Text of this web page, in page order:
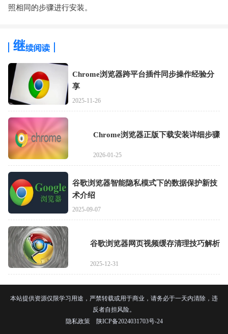
照相同的步骤进行安装。
Chrome浏览器跨平台插件同步操作经验分
享
2025-11-26
Chrome浏览器正版下载安装详细步骤
2026-01-25
谷歌浏览器智能隐私模式下的数据保护新技
术介绍
2025-09-07
谷歌浏览器网页视频缓存清理技巧解析
2025-12-31
本站提供资源仅限学习用途，严禁转载或用于商业，请务必于一天内清除，违
反者自担风险。
隐私政策
陕ICP备2024031703号-24